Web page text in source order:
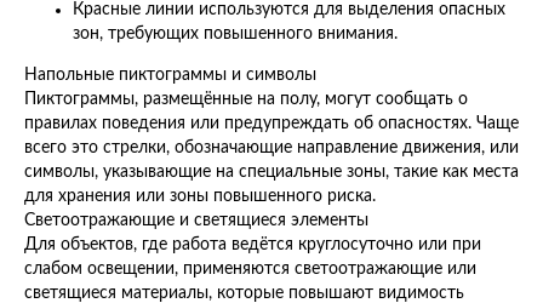
Красные линии используются для выделения опасных
зон, требующих повышенного внимания.
Напольные пиктограммы и символы
Пиктограммы, размещённые на полу, могут сообщать о
правилах поведения или предупреждать об опасностях. Чаще
всего это стрелки, обозначающие направление движения, или
символы, указывающие на специальные зоны, такие как места
для хранения или зоны повышенного риска.
Светоотражающие и светящиеся элементы
Для объектов, где работа ведётся круглосуточно или при
слабом освещении, применяются светоотражающие или
светящиеся материалы, которые повышают видимость